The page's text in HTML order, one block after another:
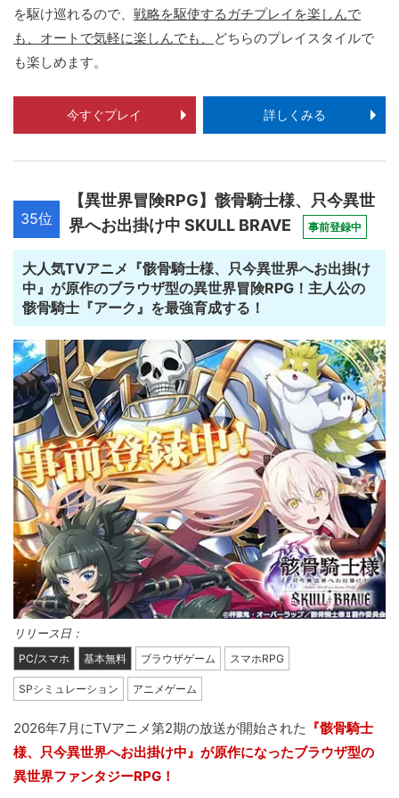
を駆け巡れるので、 戦略を駆使するガチプレイを楽しんで
も、オートで気軽に楽しんでも、
どちらのプレイスタイルで
も楽しめます。
今すぐプレイ 詳しくみる
35位
【異世界冒険RPG】骸骨騎士様、只今異世
界へお出掛け中 SKULL BRAVE
事前登録中
大人気TVアニメ『骸骨騎士様、只今異世界へお出掛け
中』が原作のブラウザ型の異世界冒険RPG！主人公の
骸骨騎士『アーク』を最強育成する！
リリース日：
PC/スマホ 基本無料 ブラウザゲーム スマホRPG
SPシミュレーション アニメゲーム
2026年7月にTVアニメ第2期の放送が開始された 『骸骨騎士
様、只今異世界へお出掛け中』が原作になったブラウザ型の
異世界ファンタジーRPG！